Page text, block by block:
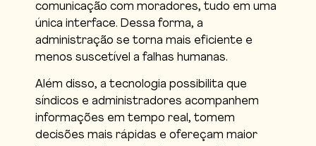
comunicação com moradores, tudo em uma
única interface. Dessa forma, a
administração se torna mais eficiente e
menos suscetível a falhas humanas.
Além disso, a tecnologia possibilita que
síndicos e administradores acompanhem
informações em tempo real, tomem
decisões mais rápidas e ofereçam maior